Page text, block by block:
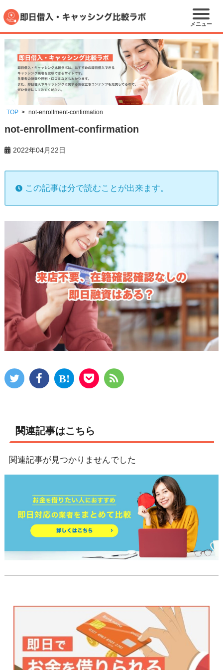
メニュー
TOP not-enrollment-confirmation
not-enrollment-confirmation
2022年04月22日
この記事は分で読むことが出来ます。
関連記事はこちら
関連記事が見つかりませんでした